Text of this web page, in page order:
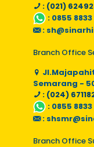
: (021)
: 0855
:
Branch Office
Jl.Majapahit
Semarang -
: (024)
: 0855
:
Branch Office